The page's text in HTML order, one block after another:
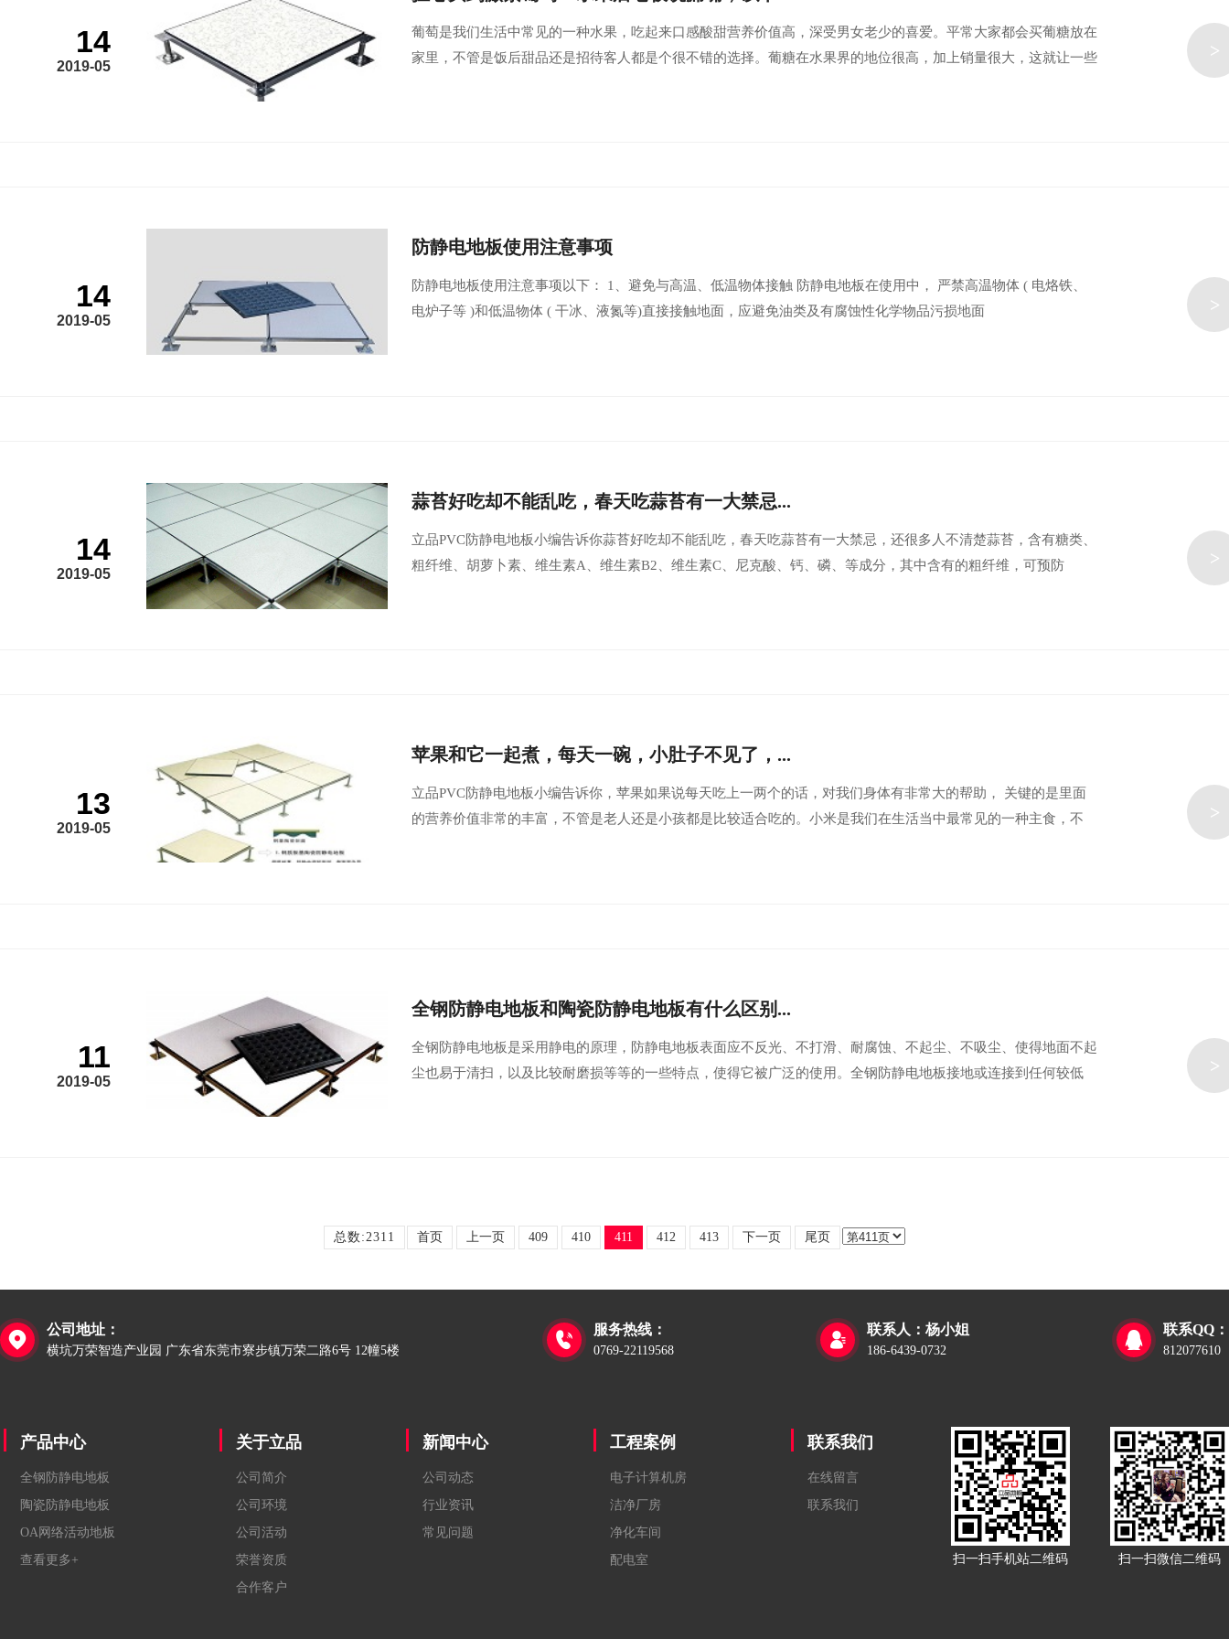
14
2019-05
葡萄是我们生活中常见的一种水果，吃起来口感酸甜营养价值高，深受男女老少的喜爱。平常大家都会买葡糖放在
家里，不管是饭后甜品还是招待客人都是个很不错的选择。葡糖在水果界的地位很高，加上销量很大，这就让一些
>
14
2019-05
防静电地板使用注意事项
防静电地板使用注意事项以下： 1、避免与高温、低温物体接触 防静电地板在使用中， 严禁高温物体 ( 电烙铁、
电炉子等 )和低温物体 ( 干冰、液氮等)直接接触地面，应避免油类及有腐蚀性化学物品污损地面
>
14
2019-05
蒜苔好吃却不能乱吃，春天吃蒜苔有一大禁忌...
立品PVC防静电地板小编告诉你蒜苔好吃却不能乱吃，春天吃蒜苔有一大禁忌，还很多人不清楚蒜苔，含有糖类、
粗纤维、胡萝卜素、维生素A、维生素B2、维生素C、尼克酸、钙、磷、等成分，其中含有的粗纤维，可预防
>
13
2019-05
苹果和它一起煮，每天一碗，小肚子不见了，...
立品PVC防静电地板小编告诉你，苹果如果说每天吃上一两个的话，对我们身体有非常大的帮助， 关键的是里面
的营养价值非常的丰富，不管是老人还是小孩都是比较适合吃的。小米是我们在生活当中最常见的一种主食，不
>
11
2019-05
全钢防静电地板和陶瓷防静电地板有什么区别...
全钢防静电地板是采用静电的原理，防静电地板表面应不反光、不打滑、耐腐蚀、不起尘、不吸尘、使得地面不起
尘也易于清扫，以及比较耐磨损等等的一些特点，使得它被广泛的使用。全钢防静电地板接地或连接到任何较低
>
总数:2311 首页 上一页 409 410 411 412 413 下一页 尾页

公司地址：
横坑万荣智造产业园 广东省东莞市寮步镇万荣二路6号 12幢5楼

服务热线：
0769-22119568

联系人：杨小姐
186-6439-0732

联系QQ：
812077610
产品中心
全钢防静电地板
陶瓷防静电地板
OA网络活动地板
查看更多+
关于立品
公司简介
公司环境
公司活动
荣誉资质
合作客户
新闻中心
公司动态
行业资讯
常见问题
工程案例
电子计算机房
洁净厂房
净化车间
配电室
联系我们
在线留言
联系我们
扫一扫手机站二维码 扫一扫微信二维码